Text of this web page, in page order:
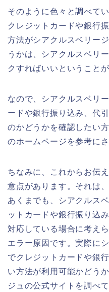
そのように色々と調べて
クレジットカードや銀行
方法がシアクルスベリー
うかは、シアクルスベリ
クすればいいということ
なので、シアクルスベリ
ードや銀行振り込み、代
のかどうかを確認したい
のホームページを参考に
ちなみに、これからお伝
意点があります。それは
あくまでも、シアクルス
ットカードや銀行振り込
対応している場合に考え
エラー原因です。実際に
でクレジットカードや銀
い方法が利用可能かどう
ジュの公式サイトを調べ